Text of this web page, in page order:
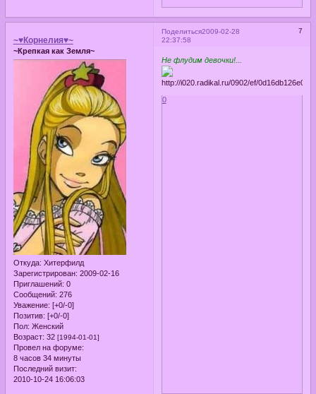
Поделиться 7
2009-02-28
22:37:58
~♥Корнелия♥~
~Крепкая как Земля~
Откуда: Хитерфилд
Зарегистрирован: 2009-02-16
Приглашений: 0
Сообщений: 276
Уважение: [+0/-0]
Позитив: [+0/-0]
Пол: Женский
Возраст: 32 [1994-01-01]
Провел на форуме:
8 часов 34 минуты
Последний визит:
2010-10-24 16:06:03
Не флудим девочки!...
0